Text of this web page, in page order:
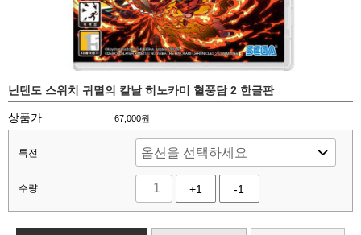
닌텐도 스위치 귀멸의 칼날 히노카미 혈풍담 2 한글판
상품가 67,000원
특전
수량 +1 -1